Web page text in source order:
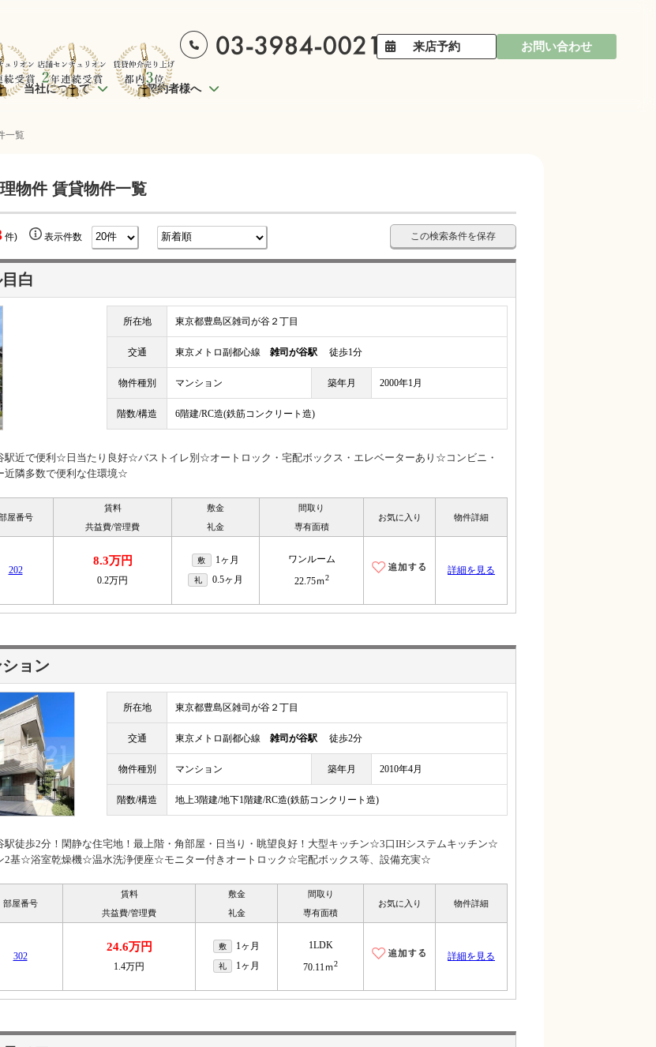
来店予約 お問い合わせ
当社について ご契約者様へ
一覧
物件 賃貸物件一覧
件) 表示件数 この検索条件を保存
白
所在地 東京都豊島区雑司が谷２丁目
交通 東京メトロ副都心線 雑司が谷駅 徒歩1分
物件種別 マンション 築年月 2000年1月
階数/構造 6階建/RC造(鉄筋コンクリート造)
駅近で便利☆日当たり良好☆バストイレ別☆オートロック・宅配ボックス・エレベーターあり☆コンビニ・
近隣多数で便利な住環境☆
屋番号
賃料
共益費/管理費
敷金
礼金
間取り
専有面積
お気に入り 物件詳細
202
8.3万円
0.2万円
敷 1ヶ月
礼 0.5ヶ月
ワンルーム
22.75ｍ2
詳細を見る
ョン
所在地 東京都豊島区雑司が谷２丁目
交通 東京メトロ副都心線 雑司が谷駅 徒歩2分
物件種別 マンション 築年月 2010年4月
階数/構造 地上3階建/地下1階建/RC造(鉄筋コンクリート造)
駅徒歩2分！閑静な住宅地！最上階・角部屋・日当り・眺望良好！大型キッチン☆3口IHシステムキッチン☆
2基☆浴室乾燥機☆温水洗浄便座☆モニター付きオートロック☆宅配ボックス等、設備充実☆
部屋番号
賃料
共益費/管理費
敷金
礼金
間取り
専有面積
お気に入り 物件詳細
302
24.6万円
1.4万円
敷 1ヶ月
礼 1ヶ月
1LDK
70.11ｍ2
詳細を見る